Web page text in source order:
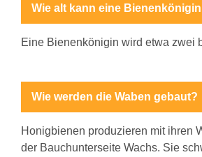
Wie alt kann eine
Eine Bienenkönigin wird etwa zwei
Wie werden die Waben gebaut?
Honigbienen produzieren mit ihren
der Bauchunterseite Wachs. Sie